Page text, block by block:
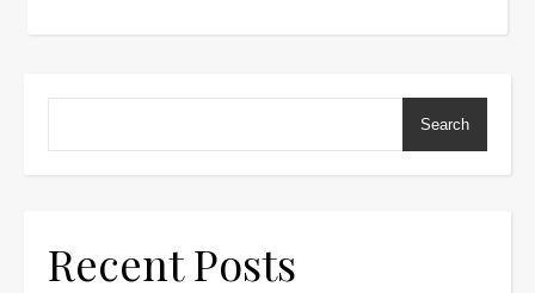
Search
Recent Posts